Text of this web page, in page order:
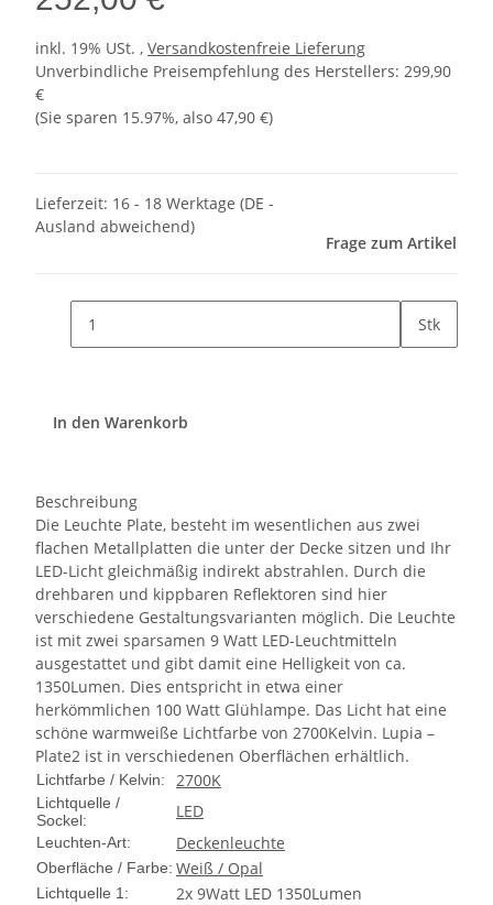
inkl. 19% USt. , Versandkostenfreie Lieferung
Unverbindliche Preisempfehlung des Herstellers: 299,90
€
(Sie sparen 15.97%, also 47,90 €)
Lieferzeit: 16 - 18 Werktage (DE -
Ausland abweichend)
Frage zum Artikel
Stk
In den Warenkorb
Beschreibung
Die Leuchte Plate, besteht im wesentlichen aus zwei
flachen Metallplatten die unter der Decke sitzen und Ihr
LED-Licht gleichmäßig indirekt abstrahlen. Durch die
drehbaren und kippbaren Reflektoren sind hier
verschiedene Gestaltungsvarianten möglich. Die Leuchte
ist mit zwei sparsamen 9 Watt LED-Leuchtmitteln
ausgestattet und gibt damit eine Helligkeit von ca.
1350Lumen. Dies entspricht in etwa einer
herkömmlichen 100 Watt Glühlampe. Das Licht hat eine
schöne warmweiße Lichtfarbe von 2700Kelvin. Lupia –
Plate2 ist in verschiedenen Oberflächen erhältlich.
Lichtfarbe / Kelvin: 2700K
Lichtquelle /
Sockel:
LED
Leuchten-Art: Deckenleuchte
Oberfläche / Farbe: Weiß / Opal
Lichtquelle 1: 2x 9Watt LED 1350Lumen